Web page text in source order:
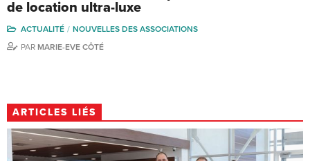
de location ultra-luxe
ACTUALITÉ
NOUVELLES DES ASSOCIATIONS
PAR MARIE-EVE CÔTÉ
ARTICLES LIÉS